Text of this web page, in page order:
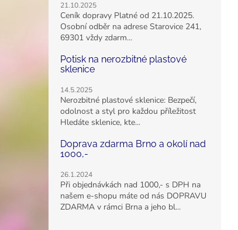
21.10.2025
Ceník dopravy Platné od 21.10.2025.
Osobní odběr na adrese Starovice 241,
69301 vždy zdarm...
Potisk na nerozbitné plastové
sklenice
14.5.2025
Nerozbitné plastové sklenice: Bezpečí,
odolnost a styl pro každou příležitost
Hledáte sklenice, kte...
Doprava zdarma Brno a okolí nad
1000,-
26.1.2024
Při objednávkách nad 1000,- s DPH na
našem e-shopu máte od nás DOPRAVU
ZDARMA v rámci Brna a jeho bl...